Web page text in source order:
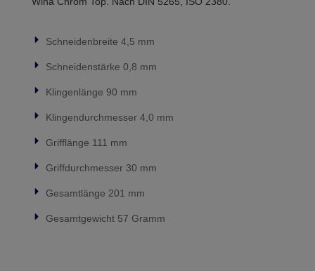
Schneidenbreite 4,5 mm
Schneidenstärke 0,8 mm
Klingenlänge 90 mm
Klingendurchmesser 4,0 mm
Grifflänge 111 mm
Griffdurchmesser 30 mm
Gesamtlänge 201 mm
Gesamtgewicht 57 Gramm